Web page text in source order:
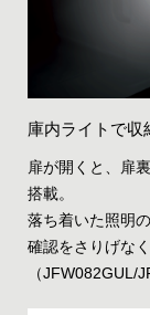
庫内ライトで収
扉が開くと、扉
搭載。
落ち着いた照明
確認をさりげな
（JFW082GUL/